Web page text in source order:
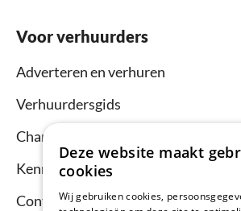
Voor verhuurders
Adverteren en verhuren
Verhuurdersgids
Channel Manager
Kennisbank verhuurders
Contact
Deze website maakt
cookies
Wij gebruiken cookies,